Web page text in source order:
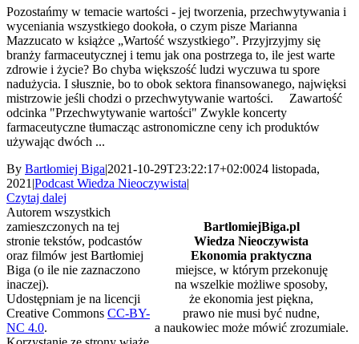
Pozostańmy w temacie wartości - jej tworzenia, przechwytywania i
wyceniania wszystkiego dookoła, o czym pisze Marianna
Mazzucato w książce „Wartość wszystkiego”. Przyjrzyjmy się
branży farmaceutycznej i temu jak ona postrzega to, ile jest warte
zdrowie i życie? Bo chyba większość ludzi wyczuwa tu spore
nadużycia. I słusznie, bo to obok sektora finansowanego, najwięksi
mistrzowie jeśli chodzi o przechwytywanie wartości. Zawartość
odcinka "Przechwytywanie wartości" Zwykle koncerty
farmaceutyczne tłumacząc astronomiczne ceny ich produktów
używając dwóch ...
By Bartłomiej Biga|2021-10-29T23:22:17+02:0024 listopada,
2021 |Podcast Wiedza Nieoczywista|
Czytaj dalej
BartlomiejBiga.pl
Wiedza Nieoczywista
Ekonomia praktyczna
miejsce, w którym przekonuję
na wszelkie możliwe sposoby,
że ekonomia jest piękna,
prawo nie musi być nudne,
a naukowiec może mówić zrozumiale.
Autorem wszystkich
zamieszczonych na tej
stronie tekstów, podcastów
oraz filmów jest Bartłomiej
Biga (o ile nie zaznaczono
inaczej).
Udostępniam je na licencji
Creative Commons CC-BY-
NC 4.0.